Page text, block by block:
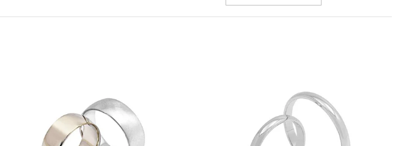
p